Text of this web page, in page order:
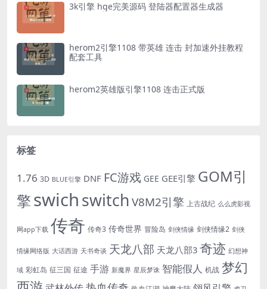
3k引擎 hge完美源码 登陆器配置器生成器
herom2引擎1108 带英雄 连击 封加速外挂教程
配套工具
herom2英雄版引擎1108 连击正式版
标签
1.76 3D BLUE引擎 DNF FC游戏 GEE GEE引擎 GOM引
擎swichswitchV8M2引擎 上古战纪 么么虎影视
网app下载 传奇 传奇3 传奇世界 冒险岛 剑侠情缘 剑侠情缘2 剑侠
情缘网络版 大话西游 天书奇谈 天龙八部 天龙八部3 奇迹 幻想神
域 彩虹岛 征三国 征途 手游 新魔界 星辰梦诛 智能假人 机战 梦幻